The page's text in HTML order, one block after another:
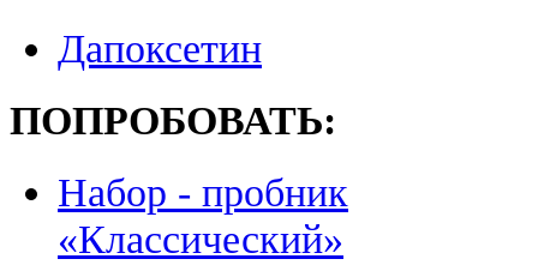
Дапоксетин
ПОПРОБОВАТЬ:
Набор - пробник
«Классический»